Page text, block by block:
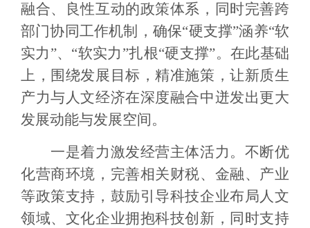
融合、良性互动的政策体系，同时完善跨
部门协同工作机制，确保“硬支撑”涵养“软
实力”、“软实力”扎根“硬支撑”。在此基础
上，围绕发展目标，精准施策，让新质生
产力与人文经济在深度融合中迸发出更大
发展动能与发展空间。
一是着力激发经营主体活力。不断优
化营商环境，完善相关财税、金融、产业
等政策支持，鼓励引导科技企业布局人文
领域、文化企业拥抱科技创新，同时支持